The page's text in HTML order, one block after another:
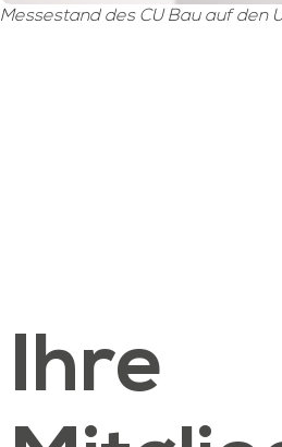
Messestand des CU Bau auf den
Ihre